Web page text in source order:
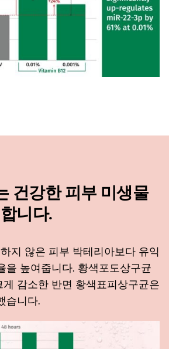
건강한 피부 미생물
니다.
지 않은 피부 박테리아보다 유익
을 높여줍니다. 황색포도상구균
게 감소한 반면 황색표피상구균은
습니다.